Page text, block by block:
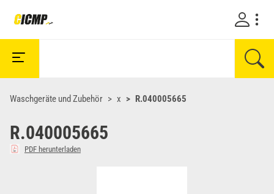
Waschgeräte und Zubehör x R.040005665
R.040005665
PDF herunterladen